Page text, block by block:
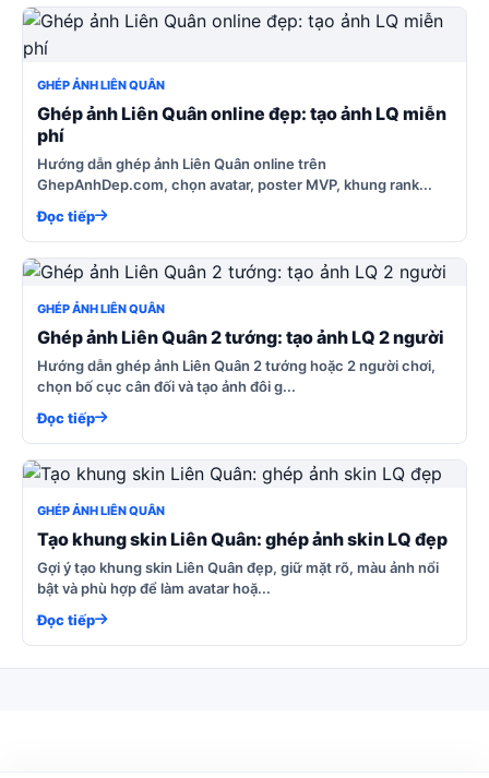
GHÉP ẢNH LIÊN QUÂN
Ghép ảnh Liên Quân online đẹp: tạo ảnh LQ miễn
phí
Hướng dẫn ghép ảnh Liên Quân online trên
GhepAnhDep.com, chọn avatar, poster MVP, khung rank...
Đọc tiếp
GHÉP ẢNH LIÊN QUÂN
Ghép ảnh Liên Quân 2 tướng: tạo ảnh LQ 2 người
Hướng dẫn ghép ảnh Liên Quân 2 tướng hoặc 2 người chơi,
chọn bố cục cân đối và tạo ảnh đôi g...
Đọc tiếp
GHÉP ẢNH LIÊN QUÂN
Tạo khung skin Liên Quân: ghép ảnh skin LQ đẹp
Gợi ý tạo khung skin Liên Quân đẹp, giữ mặt rõ, màu ảnh nổi
bật và phù hợp để làm avatar hoặ...
Đọc tiếp